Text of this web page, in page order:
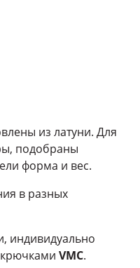
из латуни. Для
подобраны
форма и вес.
в разных
индивидуально
VMC.